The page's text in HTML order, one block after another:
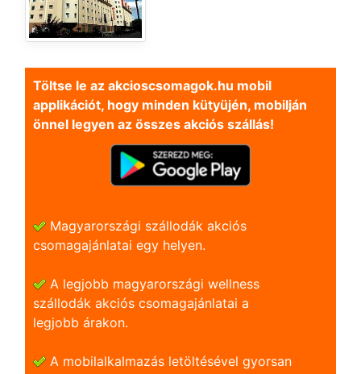
Töltse le az akcioscsomagok.hu mobil
applikációt, hogy minden kütyüjén, mobilján
önnel legyen az összes akciós szállás!
Magyarországi szállodák akciós
csomagajánlatai egy helyen.
A legjobb magyarországi wellness
szállodák akciós csomagajánlatai a
legjobb árakon.
A mobilalkalmazás letöltésével gyorsan